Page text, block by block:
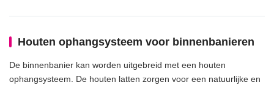
Houten ophangsysteem voor binnenbanieren
De binnenbanier kan worden uitgebreid met een houten
ophangsysteem. De houten latten zorgen voor een natuurlijke en